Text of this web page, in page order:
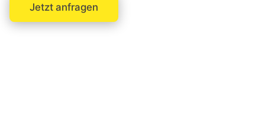
Jetzt anfragen